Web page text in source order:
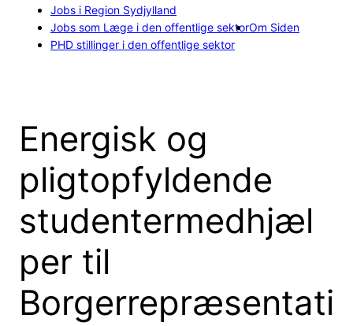
Jobs i Region Sydjylland
Jobs som Læge i den offentlige sektorOm Siden
PHD stillinger i den offentlige sektor
Energisk og
pligtopfyldende
studentermedhjæl
per til
Borgerrepræsentati